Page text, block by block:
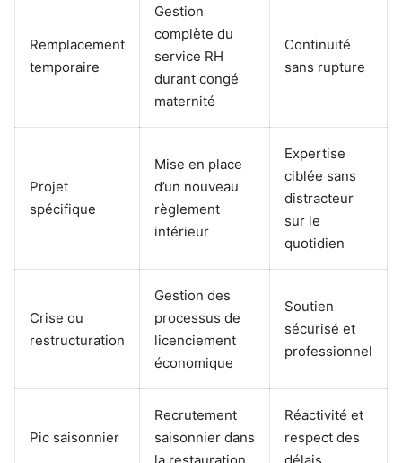
Remplacement
temporaire
Gestion
complète du
service RH
durant congé
maternité
Continuité
sans rupture
Projet
spécifique
Mise en place
d’un nouveau
règlement
intérieur
Expertise
ciblée sans
distracteur
sur le
quotidien
Crise ou
restructuration
Gestion des
processus de
licenciement
économique
Soutien
sécurisé et
professionnel
Pic saisonnier
Recrutement
saisonnier dans
la restauration
Réactivité et
respect des
délais